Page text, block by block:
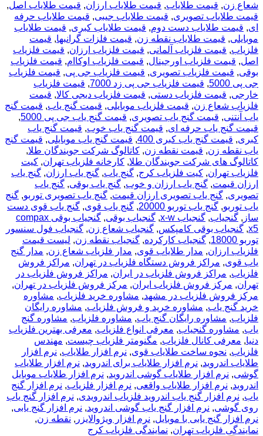
شعاع زن, قیمت طلایاب, قیمت طلایاب ارزان, قیمت طلایاب اصل,
قیمت طلایاب تصویری, قیمت طلایاب جیبی, قیمت طلایاب حرفه
ای, قیمت طلایاب دست دوم, قیمت طلایاب کبری, قیمت طلایاب
موبایلی, قیمت طلایاب نقطه زن, قیمت فلزات گرانبها, قیمت
فلزیاب, قیمت فلزیاب آلمانی, قیمت فلزیاب ارزان, قیمت فلزیاب
اصل, قیمت فلزیاب اورجینال, قیمت فلزیاب اوکاام, قیمت فلزیاب
بوقی, قیمت فلزیاب تصویری, قیمت فلزیاب جی پی, قیمت فلزیاب
جی پی 5000
, قیمت فلزیاب جی پی زد 7000 , قیمت فلزیاب
خارجی, قیمت فلزیاب دستی, قیمت فلزیاب دیجی کالا, قیمت
فلزیاب شعاع زن, قیمت فلزیاب موبایلی, قیمت گنج یاب, قیمت گنج
یاب آنتنی, قیمت گنج یاب تصویری, قیمت گنج یاب جی پی 5000
,
قیمت گنج یاب حرفه ای, قیمت گنج یاب خوب, قیمت گنج یاب
کبری, قیمت گنج یاب کبری 400 , قیمت گنج یاب موبایلی, قیمت گنج
یاب نقطه زن, قیمت نقطه زن, کاتالوگ شرکت جویندگان طلا,
کاتالوگ های شرکت جویندگان طلا, کارخانه فلزیاب تهران, کیت
فلزیاب تهران, کیت فلزیاب کرج, گنج یاب, گنج یاب ارزان, گنج یاب
ارزان قیمت, گنج یاب ارزان و خوب, گنج یاب بوقی, گنج یاب
تصویری, گنج یاب تصویری ارزان قیمت, گنج یاب تصویری توربو, گنج
یاب توربو, گنج یاب توربو 20000 , گنج یاب قوی, گنج یاب قوی دست
ساز , گنجیاب, گنجیاب x-w , گنجیاب بوقی,
گنجیاب بوقی compax
x5
, گنجیاب بوقی کامپکس, گنجیاب شعاع زن, گنجیاب فول سنسور
توربو 18000
, گنجیاب کارکرده, گنجیاب نقطه زن, لیست قیمت
فلزیاب ارزان, مدار طلایاب قوی, مدار فلزیاب شعاع زن, مدار گنج
یاب قوی, مراکز فروش دستگاه فلزیاب در تهران, مراکز فروش
فلزیاب, مراکز فروش فلزیاب در ایران, مراکز فروش فلزیاب در
تهران, مرکز فروش فلزیاب ایران, مرکز فروش فلزیاب در تهران,
مرکز فروش فلزیاب در مشهد, مشاوره خرید فلزیاب, مشاوره
خرید گنج یاب, مشاوره خرید و فروش فلزیاب, مشاوره رایگان
فلزیاب, مشاوره رایگان گنج یاب, مشاوره فلزیاب, مشاوره گنج
یاب, مشاوره گنجیاب, معرفی انواع فلزیاب, معرفی بهترین فلزیاب
دنیا, معرفی کانال فلزیاب, مگنومتر فلزیاب چیست, مهندس
فلزیاب, نحوه ساخت طلایاب قوی, نرم افزار طلایاب, نرم افزار
طلایاب اندروید, نرم افزار طلایاب برای اندروید, نرم افزار طلایاب
گوشی, نرم افزار طلایاب گوشی اندروید, نرم افزار طلایاب موبایل
اندروید, نرم افزار طلایاب واقعی, نرم افزار فلزیاب, نرم افزار گنج
یاب, نرم افزار گنج یاب اندروید فلزیاب اندرویدی, نرم افزار گنج یاب
روی گوشی, نرم افزار گنج یاب گوشی اندروید, نرم افزار گنج یابی,
نرم افزار گنج یابی با موبایل, نرم افزار ویژوالایزر , نقطه زن,
نمایندگی فلزیاب تهران, نمایندگی فلزیاب کرج